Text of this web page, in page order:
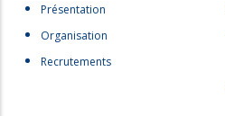
Présentation
Organisation
Recrutements